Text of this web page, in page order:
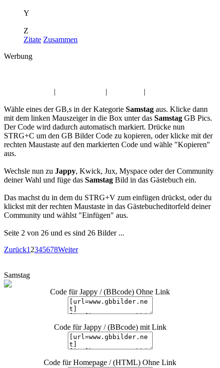
Y
Z
Zitate Zusammen
Werbung
| | |
Wähle eines der GB,s in der Kategorie Samstag aus. Klicke dann
mit dem linken Mauszeiger in die Box unter das Samstag GB Pics.
Der Code wird dadurch automatisch markiert. Drücke nun
STRG+C um den GB Bilder Code zu kopieren, oder klicke mit der
rechten Maustaste auf den markierten Code und wähle "Kopieren"
aus.
Wechsle nun zu Jappy, Kwick, Jux, Myspace oder der Community
deiner Wahl und füge das Samstag Bild in das Gästebuch ein.
Das machst du in dem du STRG+V zum einfügen drückst, oder du
klickst mit der rechten Maustaste in das Gästebucheditorfeld deiner
Community und wählst "Einfügen" aus.
Seite 2 von 26 und es sind 26 Bilder ...
Zurück1 2345678Weiter
Samstag
Code für Jappy / (BBcode) Ohne Link
Code für Jappy / (BBcode) mit Link
Code für Homepage / (HTML) Ohne Link